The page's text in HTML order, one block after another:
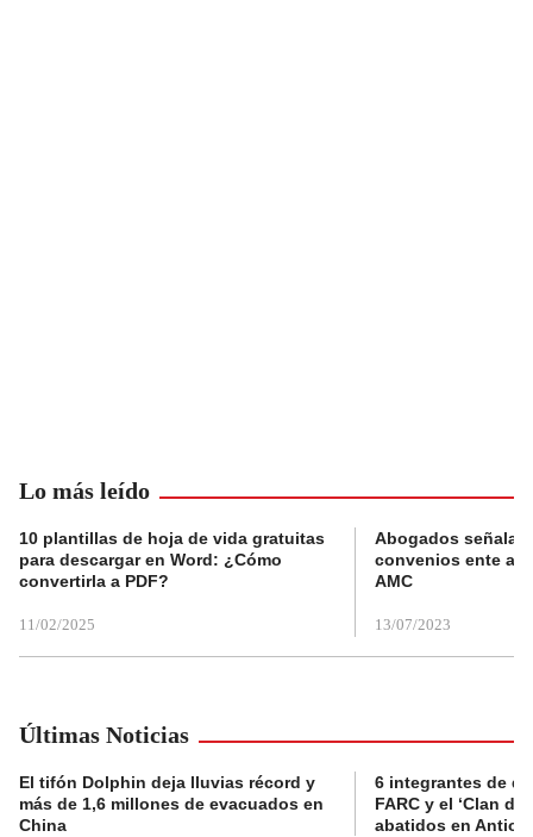
Lo más leído
10 plantillas de hoja de vida gratuitas
para descargar en Word: ¿Cómo
convertirla a PDF?
11/02/2025
Abogados
convenios ente
AMC
13/07/2023
Últimas Noticias
El tifón Dolphin deja lluvias récord y
más de 1,6 millones de evacuados en
China
6 integrantes de
FARC y el ‘Clan
abatidos en